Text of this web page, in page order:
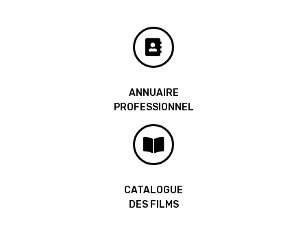
ANNUAIRE
PROFESSIONNEL
CATALOGUE
DES FILMS